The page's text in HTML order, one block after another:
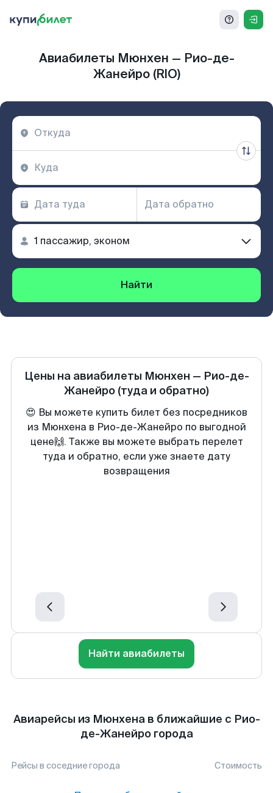
Авиабилеты Мюнхен — Рио-де-
Жанейро (RIO)
Найти
Цены на авиабилеты Мюнхен — Рио-де-
Жанейро (туда и обратно)
😍 Вы можете купить билет без посредников
из Мюнхена в Рио-де-Жанейро по выгодной
цене🙌. Также вы можете выбрать перелет
туда и обратно, если уже знаете дату
возвращения
Найти авиабилеты
Авиарейсы из Мюнхена в ближайшие с Рио-
де-Жанейро города
Рейсы в соседние города Стоимость